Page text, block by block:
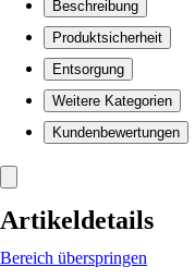
Beschreibung
Produktsicherheit
Entsorgung
Weitere Kategorien
Kundenbewertungen
Artikeldetails
Bereich überspringen